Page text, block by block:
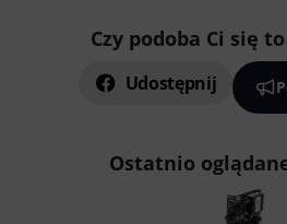
Czy podoba Ci się
Udostępnij
Ostatnio